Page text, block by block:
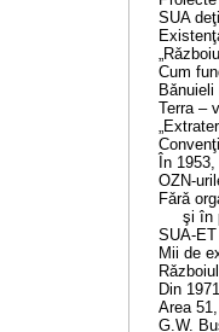
SUA
Cum
Terra –
În
OZN-
Fǎrǎ
şi în
SUA-
Mii de
Din
Area
G.W.